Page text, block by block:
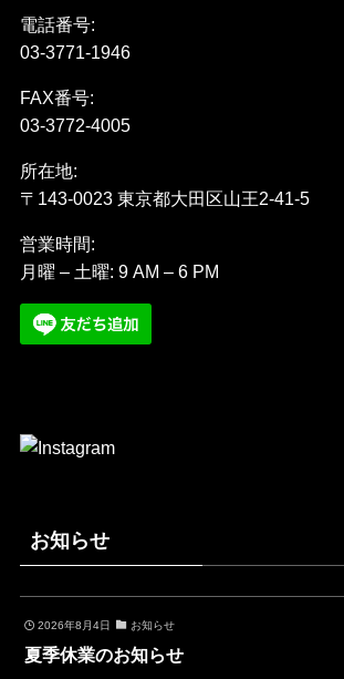
電話番号:
03-3771-1946
FAX番号:
03-3772-4005
所在地:
〒143-0023 東京都大田区山王2-41-5
営業時間:
月曜 – 土曜: 9 AM – 6 PM
お知らせ
2026年8月4日 お知らせ
夏季休業のお知らせ